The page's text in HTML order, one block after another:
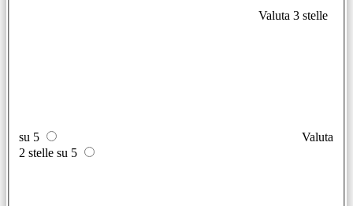
Valuta 3 stelle
su 5
Valuta
2 stelle su 5